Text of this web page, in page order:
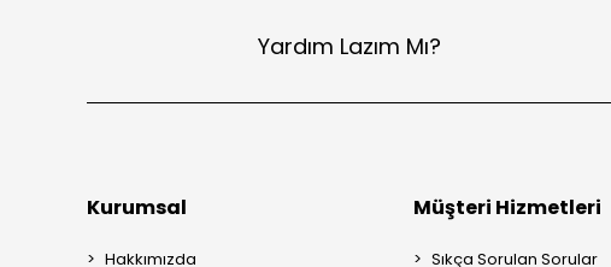
Yardım Lazım Mı?
Kurumsal
Hakkımızda
Müşteri Hizmetleri
Sıkça Sorulan Sorular